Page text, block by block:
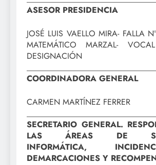
ASESOR PRESIDENCIA
JOSÉ LUIS VAELLO MIRA- FALLA
MATEMÁTICO MARZAL-
DESIGNACIÓN
COORDINADORA GENERAL
CARMEN MARTÍNEZ FERRER
SECRETARIO GENERAL.
LAS ÁREAS DE
INFORMÁTICA,
DEMARCACIONES Y